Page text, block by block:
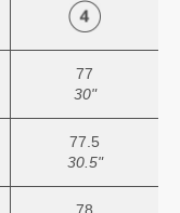
77
30"
77.5
30.5"